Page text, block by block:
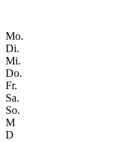
Mo.
Di.
Mi.
Do.
Fr.
Sa.
So.
M
D